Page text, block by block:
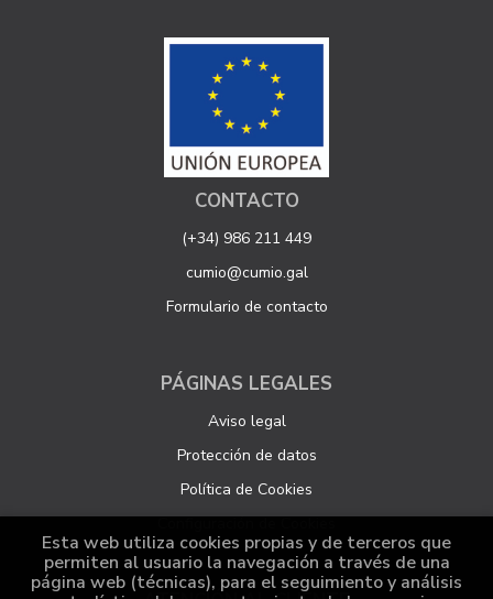
CONTACTO
(+34) 986 211 449
cumio@cumio.gal
Formulario de contacto
PÁGINAS LEGALES
Aviso legal
Protección de datos
Política de Cookies
Configuración de Cookies
Esta web utiliza cookies propias y de terceros que
permiten al usuario la navegación a través de una
página web (técnicas), para el seguimiento y análisis